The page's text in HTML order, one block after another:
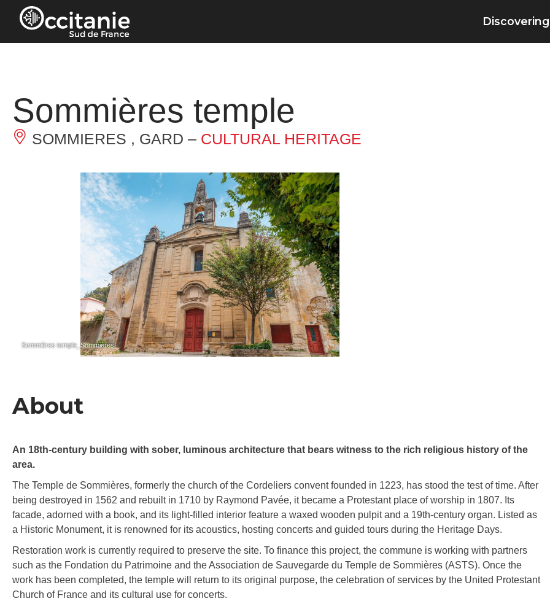
Cookies management panel
Discovering
Sommières temple
SOMMIERES , GARD – CULTURAL HERITAGE
Sommières temple_Sommières
About
An 18th-century building with sober, luminous architecture that bears witness to the rich religious history of the
area.
The Temple de Sommières, formerly the church of the Cordeliers convent founded in 1223, has stood the test of time. After
being destroyed in 1562 and rebuilt in 1710 by Raymond Pavée, it became a Protestant place of worship in 1807. Its
facade, adorned with a book, and its light-filled interior feature a waxed wooden pulpit and a 19th-century organ. Listed as
a Historic Monument, it is renowned for its acoustics, hosting concerts and guided tours during the Heritage Days.
Restoration work is currently required to preserve the site. To finance this project, the commune is working with partners
such as the Fondation du Patrimoine and the Association de Sauvegarde du Temple de Sommières (ASTS). Once the
work has been completed, the temple will return to its original purpose, the celebration of services by the United Protestant
Church of France and its cultural use for concerts.